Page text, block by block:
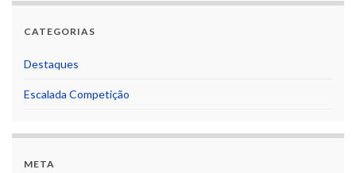
CATEGORIAS
Destaques
Escalada Competição
META